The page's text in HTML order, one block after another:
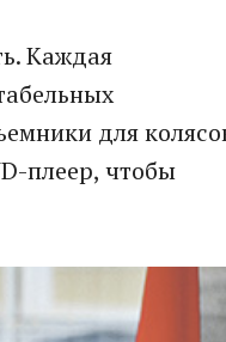
Каждая
для
плеер, чтобы